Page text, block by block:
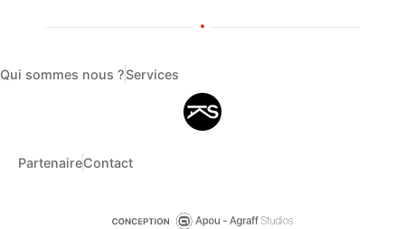
Qui sommes nous ?Services
PartenaireContact